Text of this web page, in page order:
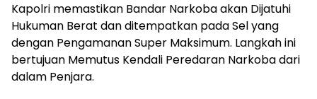
Kapolri memastikan Bandar Narkoba akan Dijatuhi
Hukuman Berat dan ditempatkan pada Sel yang
dengan Pengamanan Super Maksimum. Langkah ini
bertujuan Memutus Kendali Peredaran Narkoba dari
dalam Penjara.